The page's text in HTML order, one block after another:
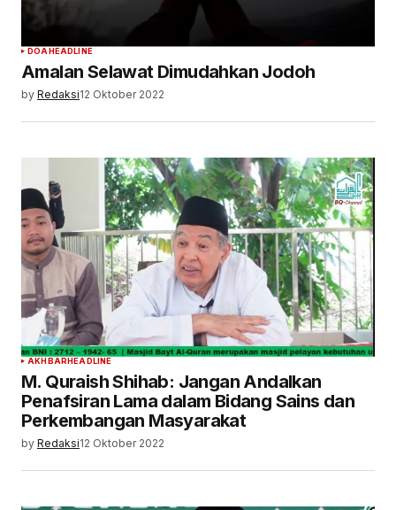
DOAHEADLINE
Amalan Selawat Dimudahkan Jodoh
by Redaksi12 Oktober 2022
AKHBARHEADLINE
M. Quraish Shihab: Jangan Andalkan
Penafsiran Lama dalam Bidang Sains dan
Perkembangan Masyarakat
by Redaksi12 Oktober 2022